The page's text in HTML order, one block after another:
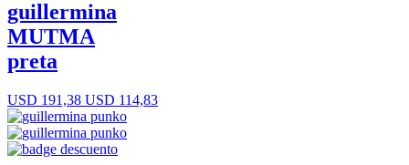
guillermina
MUTMA
preta
USD 191,38 USD 114,83